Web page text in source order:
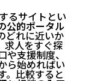
るサイトとい
公的ポータル
どれに近いか
求人をすぐ探
支援制度、
ら始めればい
。比較すると